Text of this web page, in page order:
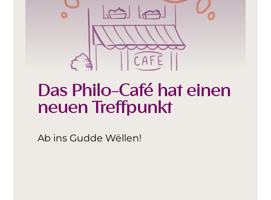
Das Philo-Café hat einen
neuen Treffpunkt
Ab ins Gudde Wëllen!